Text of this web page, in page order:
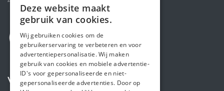
Volg ons
ENGLISH
Deze website maakt
gebruik van cookies.
Wij gebruiken cookies om de
gebruikerservaring te verbeteren en voor
advertentiepersonalisatie. Wij maken
gebruik van cookies en mobiele advertentie-
ID's voor gepersonaliseerde en niet-
gepersonaliseerde advertenties. Door op